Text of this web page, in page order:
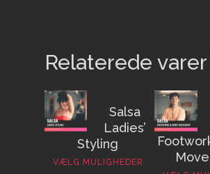
Relaterede varer
Salsa
Ladies’
Styling
VÆLG MULIGHEDER